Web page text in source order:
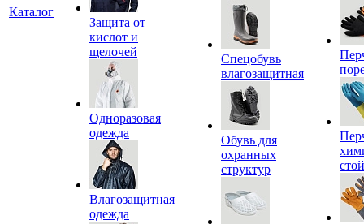
Каталог
Защита от
кислот и
щелочей
Одноразовая
одежда
Влагозащитная
одежда
Спецобувь
влагозащитная
Обувь для
охранных
структур